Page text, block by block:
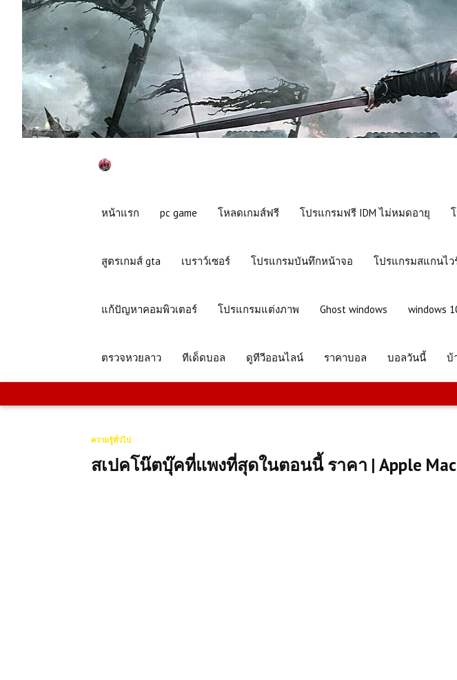
หน้าแรก pc game โหลดเกมส์ฟรี โปรแกรมฟรี IDM ไม่หมดอายุ
สูตรเกมส์ gta เบราว์เซอร์ โปรแกรมบันทึกหน้าจอ โปรแกรมสแกนไว
แก้ปัญหาคอมพิวเตอร์ โปรแกรมแต่งภาพ Ghost windows windows
ตรวจหวยลาว ทีเด็ดบอล ดูทีวีออนไลน์ ราคาบอล บอลวันนี้ บ้
ความรู้ทั่วไป
สเปคโน๊ตบุ๊คที่แพงที่สุดในตอนนี้ ราคา | Apple